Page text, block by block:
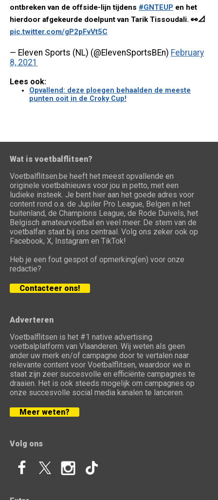
ontbreken van de offside-lijn tijdens #GNTEUP en het
hierdoor afgekeurde doelpunt van Tarik Tissoudali. 👀📐
pic.twitter.com/gP2pFvVt5C
— Eleven Sports (NL) (@ElevenSportsBEn) February
8, 2021
Lees ook:
Opvallend: deze ploegen behaalden de meeste
punten ooit in de Croky Cup!
Wat is voetbalflitsen?
Voetbalflitsen.be heeft het meest opvallende en
originele voetbalnieuws voor jou in petto, met een
ludieke insteek. Je bent hier aan het goede adres voor
content rond o.a. de Jupiler Pro League, Belgen in het
buitenland, de Champions League, de Rode Duivels, het
Belgisch amateurvoetbal en veel meer. De stem van de
voetbalfan staat bij ons centraal. Volg ons zeker ook op
Facebook, X, Instagram en TikTok!
Heb je een fout gespot of opmerking(en) voor onze
redactie?
Contacteer ons!
Adverteren
Voetbalflitsen is het #1 native advertising
voetbalplatform van Vlaanderen. Wij weten als geen
ander uw merk en/of campagne door te vertalen naar
relevante content voor Voetbalflitsen, waardoor we in
staat zijn zeer succesvolle en efficiënte campagnes te
draaien. Het is ook steeds mogelijk om campagnes op
onze succesvolle social media kanalen te lanceren.
Meer weten?
Volg ons